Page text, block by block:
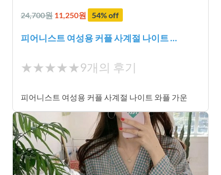
24,700원 11,250원 54% off
피어니스트 여성용 커플 사계절 나이트 …
★
★
★
★
★★★★★9개의 후기
피어니스트 여성용 커플 사계절 나이트 와플 가운